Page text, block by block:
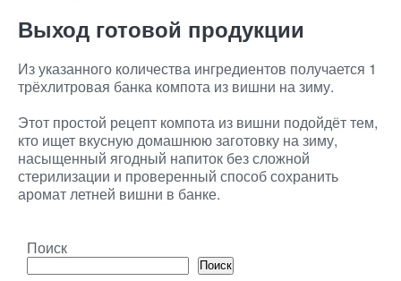
Выход готовой продукции
Из указанного количества ингредиентов получается 1
трёхлитровая банка компота из вишни на зиму.
Этот простой рецепт компота из вишни подойдёт тем,
кто ищет вкусную домашнюю заготовку на зиму,
насыщенный ягодный напиток без сложной
стерилизации и проверенный способ сохранить
аромат летней вишни в банке.
Поиск
Поиск